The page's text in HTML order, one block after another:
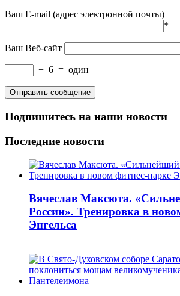
Ваш E-mail (адрес электронной почты)
*
Ваш Веб-сайт
− 6 = один
Подпишитесь на наши новости
Последние новости
Вячеслав Максюта.
России». Тренировка в
Энгельса